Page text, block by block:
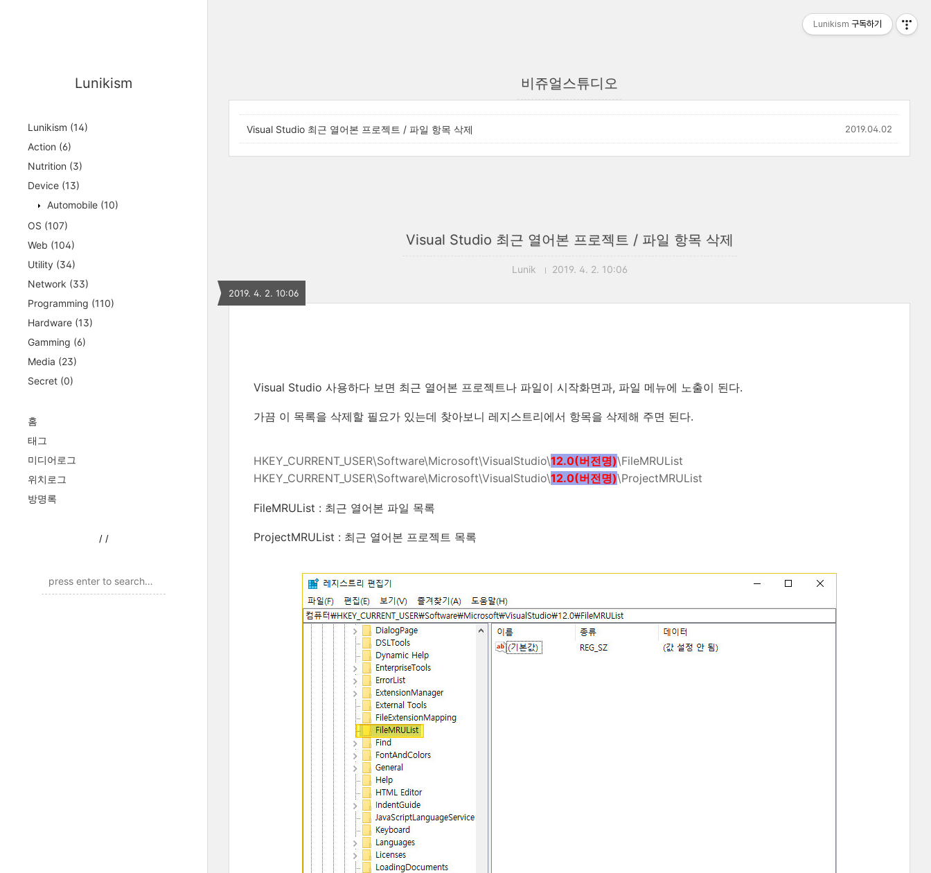
Lunikism
Lunikism (14)
Action (6)
Nutrition (3)
Device (13)
Automobile (10)
OS (107)
Web (104)
Utility (34)
Network (33)
Programming (110)
Hardware (13)
Gamming (6)
Media (23)
Secret (0)
홈
태그
미디어로그
위치로그
방명록
/ /
비쥬얼스튜디오
Visual Studio 최근 열어본 프로젝트 / 파일 항목 삭제 2019.04.02
Visual Studio 최근 열어본 프로젝트 / 파일 항목 삭제
Lunik 2019. 4. 2. 10:06
2019. 4. 2. 10:06
Visual Studio 사용하다 보면 최근 열어본 프로젝트나 파일이 시작화면과, 파일 메뉴에 노출이 된다.
가끔 이 목록을 삭제할 필요가 있는데 찾아보니 레지스트리에서 항목을 삭제해 주면 된다.
HKEY_CURRENT_USER\Software\Microsoft\VisualStudio\12.0(버전명)\FileMRUList
HKEY_CURRENT_USER\Software\Microsoft\VisualStudio\12.0(버전명)\ProjectMRUList
FileMRUList : 최근 열어본 파일 목록
ProjectMRUList : 최근 열어본 프로젝트 목록
Lunikism 구독하기